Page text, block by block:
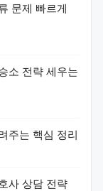
문제 빠르게
소 전략 세우는
주는 핵심 정리
사 상담 전략